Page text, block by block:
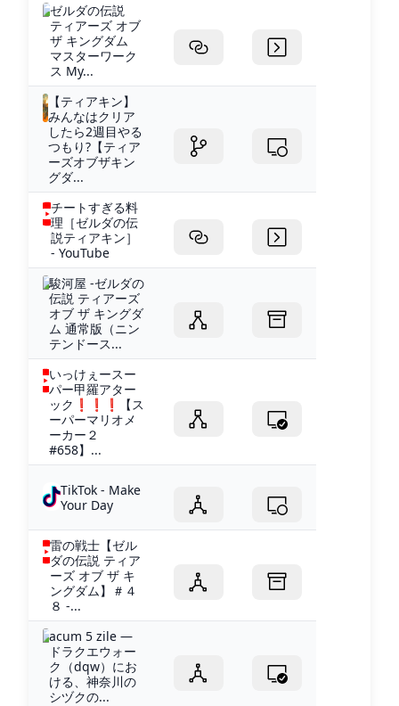
ゼルダの伝説
ティアーズ オブ
ザ キングダム
マスターワーク
ス My...
【ティアキン】
みんなはクリア
したら2週目やる
つもり?【ティア
ーズオブザキン
グダ...
チートすぎる料
理［ゼルダの伝
説ティアキン］
- YouTube
駿河屋 -ゼルダの
伝説 ティアーズ
オブ ザ キングダ
ム 通常版（ニン
テンドース...
いっけぇースー
パー甲羅アター
ック❗️❗️❗️【ス
ーパーマリオメ
ーカー２
#658】...
TikTok - Make
Your Day
雷の戦士【ゼル
ダの伝説 ティア
ーズ オブ ザ キ
ングダム】＃４
８ -...
acum 5 zile —
ドラクエウォー
ク（dqw）にお
ける、神奈川の
シヅクの...